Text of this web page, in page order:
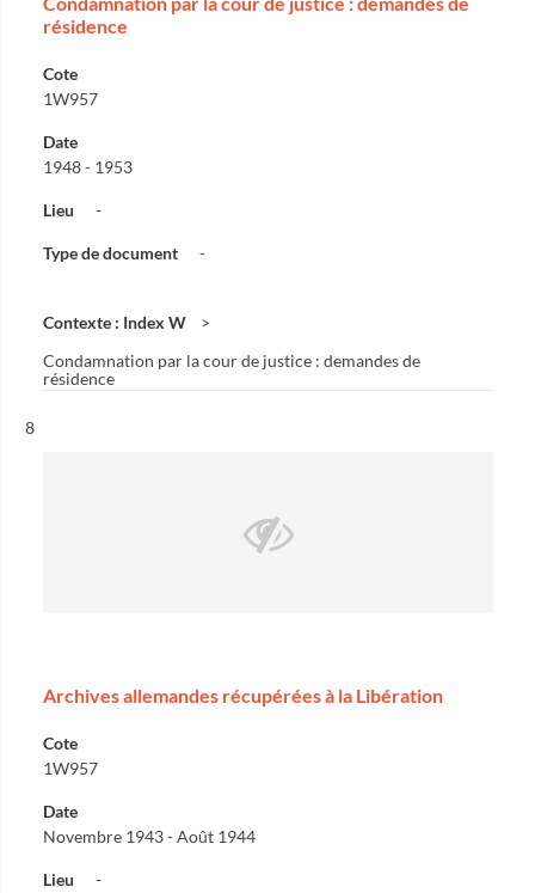
résidence
Cote
1W957
Date
1948 - 1953
Lieu -
Type de document -
Contexte : Index W
Condamnation par la cour de justice : demandes de
résidence
Résultat n°
8
Archives allemandes récupérées à la Libération
Cote
1W957
Date
Novembre 1943 - Août 1944
Lieu -